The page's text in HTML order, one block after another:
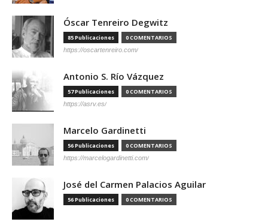
Óscar Tenreiro Degwitz
85 Publicaciones 0 COMENTARIOS
https://oscartenreiro.com/
Antonio S. Río Vázquez
57 Publicaciones 0 COMENTARIOS
https://asrv.es/
Marcelo Gardinetti
56 Publicaciones 0 COMENTARIOS
https://marcelogardinetti.com/
José del Carmen Palacios Aguilar
56 Publicaciones 0 COMENTARIOS